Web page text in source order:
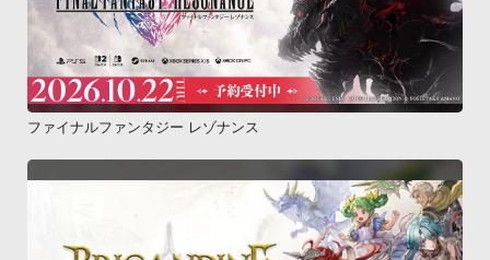
ファイナルファンタジー レゾナンス